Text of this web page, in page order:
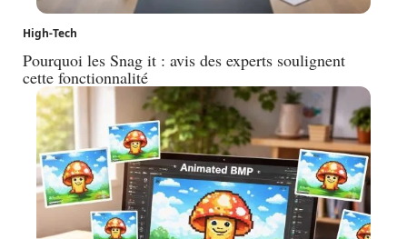
High-Tech
Pourquoi les Snag it : avis des experts soulignent
cette fonctionnalité